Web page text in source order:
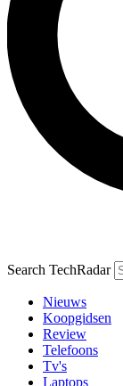
Search TechRadar
Nieuws
Koopgidsen
Review
Telefoons
Tv's
Laptops